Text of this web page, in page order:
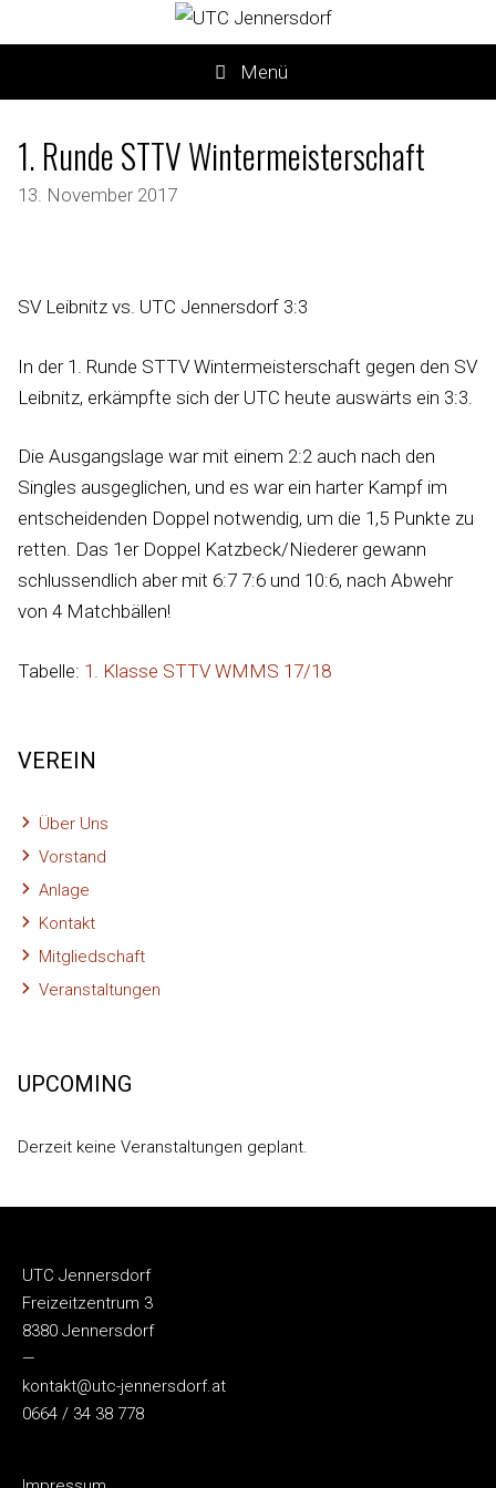
Menü
1. Runde STTV Wintermeisterschaft
13. November 2017
SV Leibnitz vs. UTC Jennersdorf 3:3
In der 1. Runde STTV Wintermeisterschaft gegen den SV
Leibnitz, erkämpfte sich der UTC heute auswärts ein 3:3.
Die Ausgangslage war mit einem 2:2 auch nach den
Singles ausgeglichen, und es war ein harter Kampf im
entscheidenden Doppel notwendig, um die 1,5 Punkte zu
retten. Das 1er Doppel Katzbeck/Niederer gewann
schlussendlich aber mit 6:7 7:6 und 10:6, nach Abwehr
von 4 Matchbällen!
Tabelle: 1. Klasse STTV WMMS 17/18
VEREIN
Über Uns
Vorstand
Anlage
Kontakt
Mitgliedschaft
Veranstaltungen
UPCOMING
Derzeit keine Veranstaltungen geplant.
UTC Jennersdorf
Freizeitzentrum 3
8380 Jennersdorf
—
kontakt@utc-jennersdorf.at
0664 / 34 38 778